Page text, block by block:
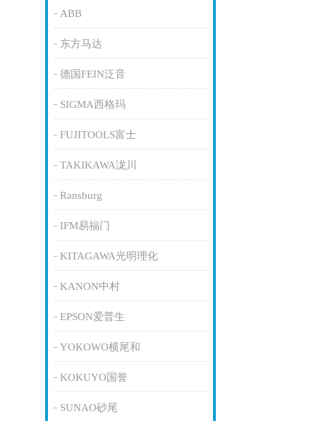
ABB
东方马达
德国FEIN泛音
SIGMA西格玛
FUJITOOLS富士
TAKIKAWA泷川
Ransburg
IFM易福门
KITAGAWA光明理化
KANON中村
EPSON爱普生
YOKOWO横尾和
KOKUYO国誉
SUNAO砂尾